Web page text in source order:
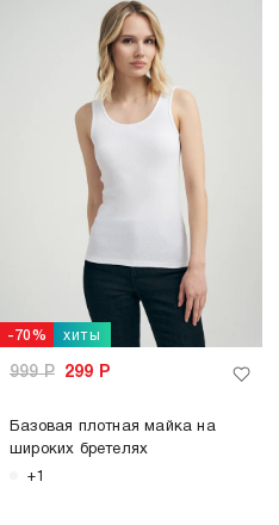
-70% хиты
999Р 299 Р
Базовая плотная майка на
широких бретелях
+1